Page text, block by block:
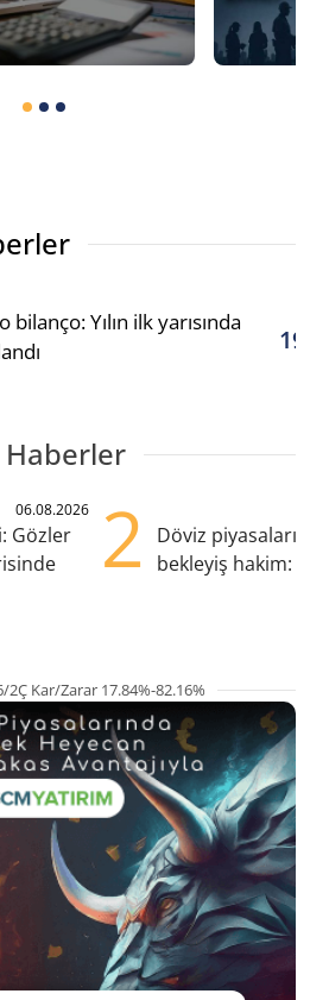
Yılın ilk yarısında
Haberler
06.08.2026
Gözler
2
Döviz
bekleyiş hakim:
Kar/Zarar 17.84%-82.16%